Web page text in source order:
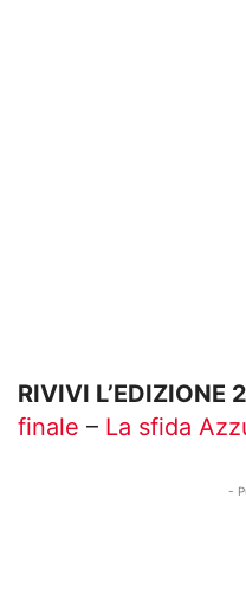
RIVIVI L’EDIZIONE
finale – La sfida
-